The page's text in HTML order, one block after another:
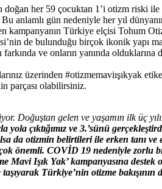
doğan her 59 çocuktan 1’i otizm riski
anlamlı gün nedeniyle her yıl
kampanyanın Türkiye elçisi Tohum
de bulunduğu birçok ikonik yapı
ve onların yanında olduklarına
üzerinden #otizmemaviışıkyak
parçası olabilirsiniz.
Doğuştan gelen ve yaşamın ilk üç
yola çıktığımız ve 3.’sünü
da otizmin belirtileri ile erken tanı ve
önemli. COVİD 19 nedeniyle zorlu
Mavi Işık Yak’ kampanyasına destek
Türkiye’nin otizme bakışının